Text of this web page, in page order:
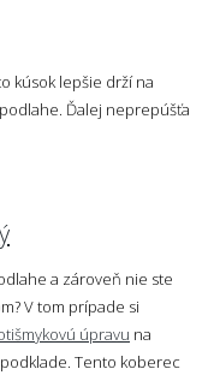
kúsok lepšie drží na
Ďalej neprepúšťa
a zároveň nie ste
V tom prípade si
úpravu na
Tento koberec